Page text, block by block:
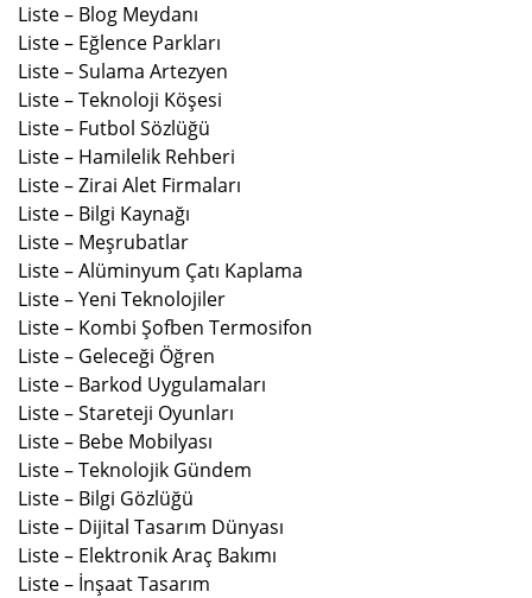
Liste – Blog Meydanı
Liste – Eğlence Parkları
Liste – Sulama Artezyen
Liste – Teknoloji Köşesi
Liste – Futbol Sözlüğü
Liste – Hamilelik Rehberi
Liste – Zirai Alet Firmaları
Liste – Bilgi Kaynağı
Liste – Meşrubatlar
Liste – Alüminyum Çatı Kaplama
Liste – Yeni Teknolojiler
Liste – Kombi Şofben Termosifon
Liste – Geleceği Öğren
Liste – Barkod Uygulamaları
Liste – Stareteji Oyunları
Liste – Bebe Mobilyası
Liste – Teknolojik Gündem
Liste – Bilgi Gözlüğü
Liste – Dijital Tasarım Dünyası
Liste – Elektronik Araç Bakımı
Liste – İnşaat Tasarım